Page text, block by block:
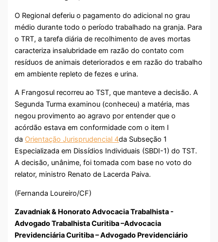
O Regional deferiu o pagamento do adicional no grau
médio durante todo o período trabalhado na granja. Para
o TRT, a tarefa diária de recolhimento de aves mortas
caracteriza insalubridade em razão do contato com
resíduos de animais deteriorados e em razão do trabalho
em ambiente repleto de fezes e urina.
A Frangosul recorreu ao TST, que manteve a decisão. A
Segunda Turma examinou (conheceu) a matéria, mas
negou provimento ao agravo por entender que o
acórdão estava em conformidade com o item I
da Orientação Jurisprudencial 4da Subseção 1
Especializada em Dissídios Individuais (SBDI-1) do TST.
A decisão, unânime, foi tomada com base no voto do
relator, ministro Renato de Lacerda Paiva.
(Fernanda Loureiro/CF)
Zavadniak & Honorato Advocacia Trabalhista -
Advogado Trabalhista Curitiba –Advocacia
Previdenciária Curitiba – Advogado Previdenciário